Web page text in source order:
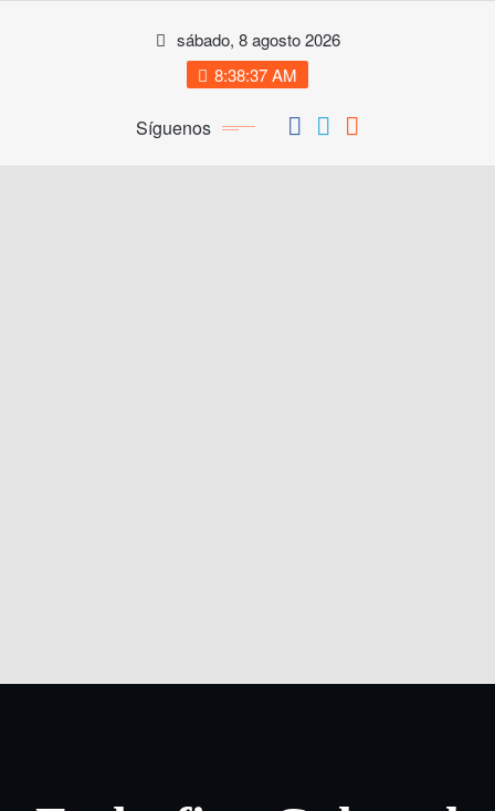
sábado, 8 agosto 2026
8:38:37 AM
Síguenos